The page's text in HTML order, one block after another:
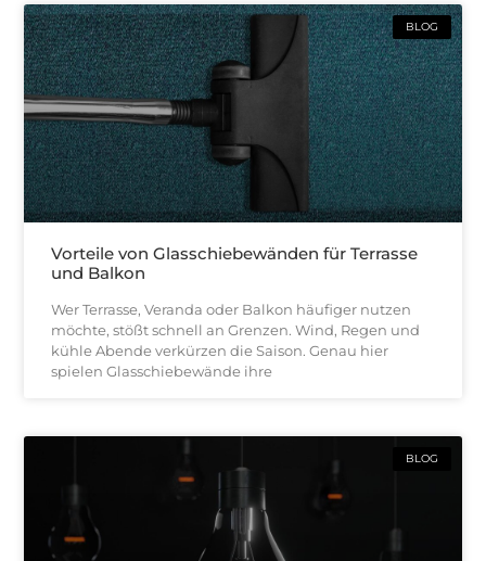
BLOG
Vorteile von Glasschiebewänden für Terrasse
und Balkon
Wer Terrasse, Veranda oder Balkon häufiger nutzen
möchte, stößt schnell an Grenzen. Wind, Regen und
kühle Abende verkürzen die Saison. Genau hier
spielen Glasschiebewände ihre
BLOG